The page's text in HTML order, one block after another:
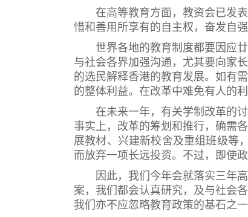
在高等教育方面，教资会已发表
惜和善用所享有的自主权，奋发自
世界各地的教育制度都要因应廿
与社会各界加强沟通，尤其要向家
的选民解释香港的教育发展。如有
的整体利益。在改革中难免有人的
在未来一年，有关学制改革的讨
事实上，改革的筹划和推行，确需
展教材、兴建新校舍及重组班级等
而放弃一项长远投资。不过，即使
因此，我们今年会就落实三年高
案，我们都会认真研究，及与社会
我们亦不应忽略教育政策的基石之